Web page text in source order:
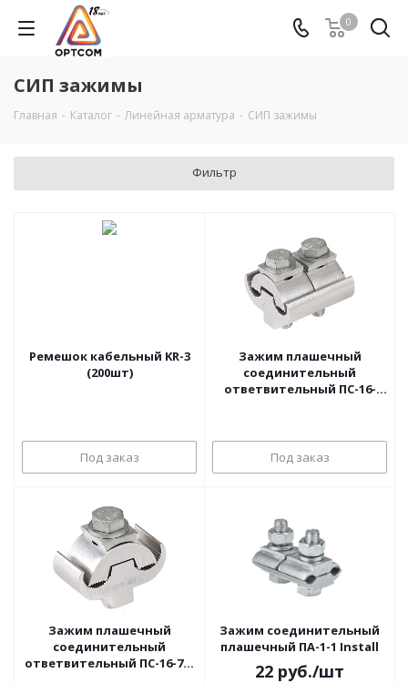
0
СИП зажимы
Главная - Каталог - Линейная арматура - СИП зажимы
Фильтр
Ремешок кабельный KR-3
(200шт)
Под заказ
Зажим плашечный
соединительный
ответвительный ПС-16-
Под заказ
Зажим плашечный
соединительный
ответвительный ПС-16-70-
Зажим соединительный
плашечный ПА-1-1 Install
22 руб./шт